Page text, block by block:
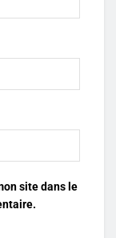
site dans le